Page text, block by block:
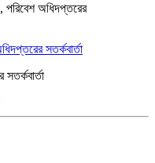
সতর্কবার্তা